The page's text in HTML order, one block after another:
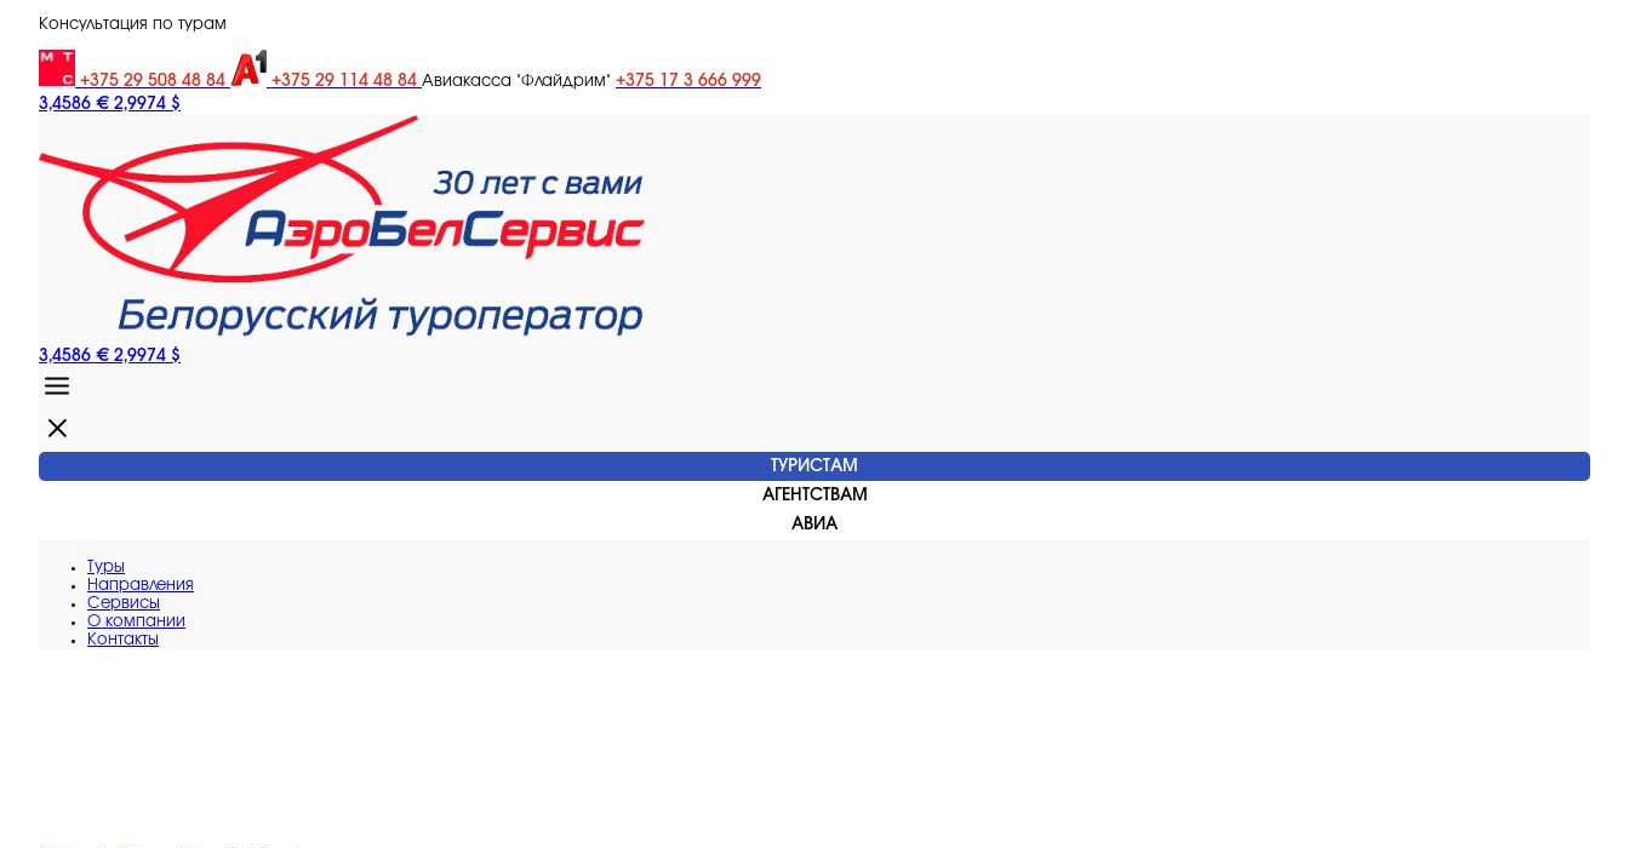
Консультация по турам
+375 29 508 48 84 +375 29 114 48 84 Авиакасса "Флайдрим" +375 17 3 666 999
3,4586 € 2,9974 $
3,4586 € 2,9974 $
ТУРИСТАМ
АГЕНТСТВАМ
АВИА
Туры
Направления
Сервисы
O компании
Контакты